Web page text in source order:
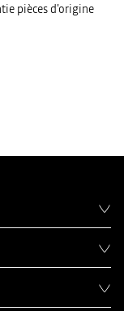
pièces d'origine